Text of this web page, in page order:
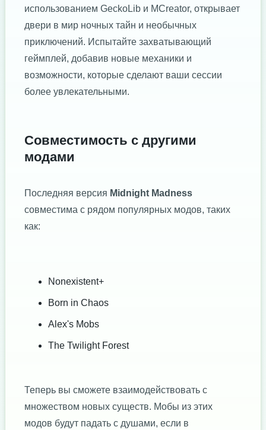
использованием GeckoLib и MCreator, открывает
двери в мир ночных тайн и необычных
приключений. Испытайте захватывающий
геймплей, добавив новые механики и
возможности, которые сделают ваши сессии
более увлекательными.
Совместимость с другими
модами
Последняя версия Midnight Madness
совместима с рядом популярных модов, таких
как:
Nonexistent+
Born in Chaos
Alex's Mobs
The Twilight Forest
Теперь вы сможете взаимодействовать с
множеством новых существ. Мобы из этих
модов будут падать с душами, если в